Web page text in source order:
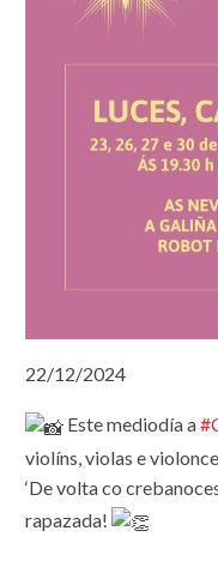
22/12/2024
Este mediodía a
violíns, violas e
‘De volta co
rapazada!